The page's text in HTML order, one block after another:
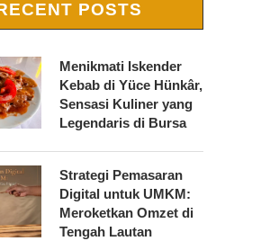
POSTS
Menikmati Iskender
Kebab di Yüce Hünkâr,
Sensasi Kuliner yang
Legendaris di Bursa
Strategi Pemasaran
Digital untuk UMKM:
Meroketkan Omzet di
Tengah Lautan